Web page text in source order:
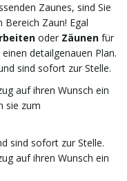
a
i
Zaunes, sind Sie
Zaun! Egal
oder Zäunen für
detailgenauen Plan.
sind sofort zur Stelle.
auf ihren Wunsch ein
sie zum
sind sofort zur Stelle.
auf ihren Wunsch ein